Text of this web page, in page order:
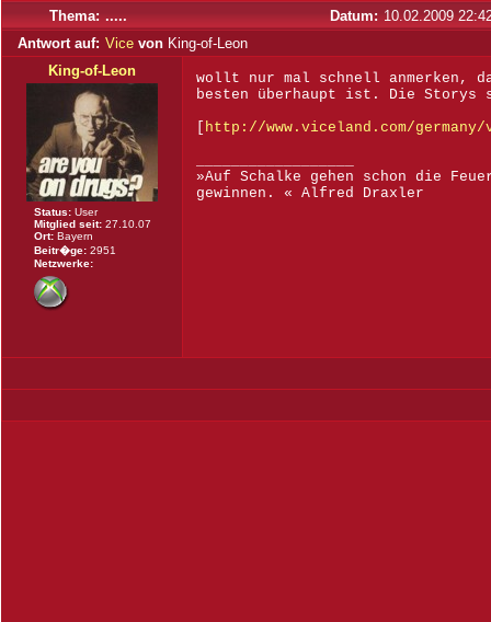
Thema: ..... Datum: 10.02.2009
Antwort auf: Vice von King-of-Leon
King-of-Leon
Status: User
Mitglied seit: 27.10.07
Ort: Bayern
Beitr�ge: 2951
Netzwerke:
wollt nur mal schnell anmerken,
besten überhaupt ist. Die Storys
http://www.viceland.com/germany/
»Auf Schalke gehen schon die
gewinnen. « Alfred Draxler